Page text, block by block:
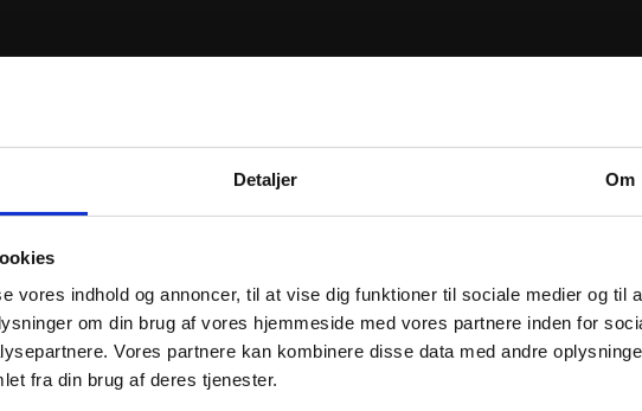
Detaljer Om
vores indhold og annoncer, til at vise dig funktioner til sociale medier og til
om din brug af vores hjemmeside med vores partnere inden for
Vores partnere kan kombinere disse data med andre
fra din brug af deres tjenester.